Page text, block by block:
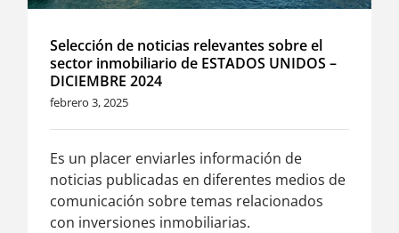
Selección de noticias relevantes sobre el
sector inmobiliario de ESTADOS UNIDOS –
DICIEMBRE 2024
febrero 3, 2025
Es un placer enviarles información de
noticias publicadas en diferentes medios de
comunicación sobre temas relacionados
con inversiones inmobiliarias.